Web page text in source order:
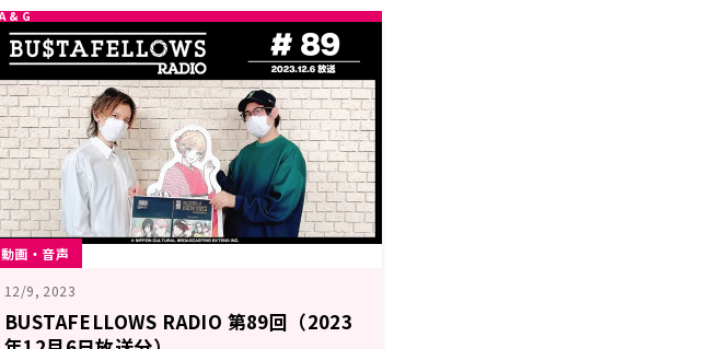
動画・音声
12/9, 2023
BUSTAFELLOWS RADIO 第89回（2023